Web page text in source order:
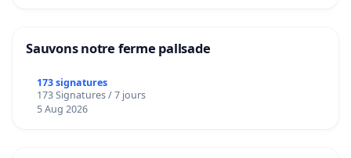
Sauvons notre ferme pallsade
173 signatures
173 Signatures / 7 jours
5 Aug 2026